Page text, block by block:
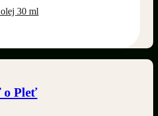
30 ml
o Pleť